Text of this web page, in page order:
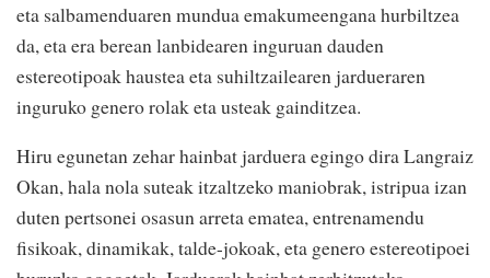
eta salbamenduaren mundua emakumeengana hurbiltzea
da, eta era berean lanbidearen inguruan dauden
estereotipoak haustea eta suhiltzailearen jardueraren
inguruko genero rolak eta usteak gainditzea.
Hiru egunetan zehar hainbat jarduera egingo dira Langraiz
Okan, hala nola suteak itzaltzeko maniobrak, istripua izan
duten pertsonei osasun arreta ematea, entrenamendu
fisikoak, dinamikak, talde-jokoak, eta genero estereotipoei